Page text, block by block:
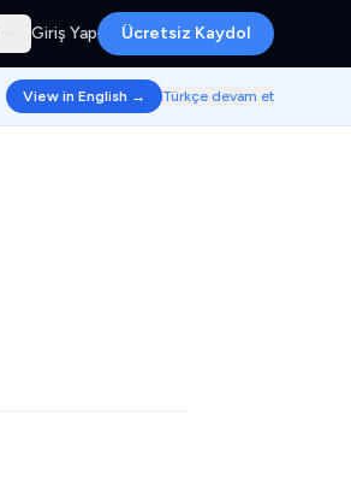
Giriş Yap Ücretsiz Kaydol
View in English → Türkçe devam et